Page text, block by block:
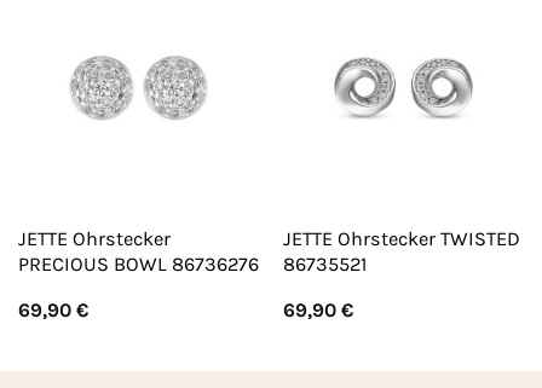
JETTE Ohrstecker
PRECIOUS BOWL 86736276
69,90 €
JETTE Ohrstecker TWISTED
86735521
69,90 €